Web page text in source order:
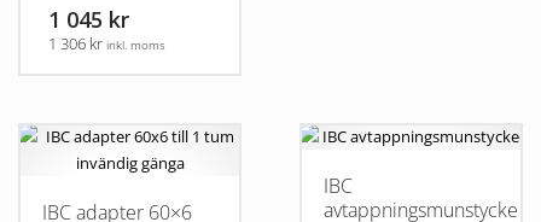
1 045 kr
1 306 kr inkl. moms
produkten
IBC adapter 60×6
IBC
avtappningsmunstycke